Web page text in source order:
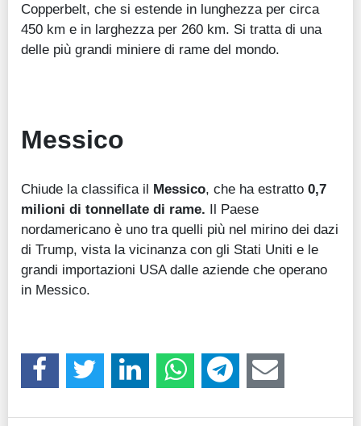
Copperbelt, che si estende in lunghezza per circa
450 km e in larghezza per 260 km. Si tratta di una
delle più grandi miniere di rame del mondo.
Messico
Chiude la classifica il Messico, che ha estratto 0,7
milioni di tonnellate di rame. Il Paese
nordamericano è uno tra quelli più nel mirino dei dazi
di Trump, vista la vicinanza con gli Stati Uniti e le
grandi importazioni USA dalle aziende che operano
in Messico.